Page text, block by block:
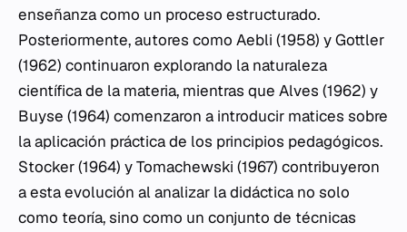
enseñanza como un proceso estructurado.
Posteriormente, autores como Aebli (1958) y Gottler
(1962) continuaron explorando la naturaleza
científica de la materia, mientras que Alves (1962) y
Buyse (1964) comenzaron a introducir matices sobre
la aplicación práctica de los principios pedagógicos.
Stocker (1964) y Tomachewski (1967) contribuyeron
a esta evolución al analizar la didáctica no solo
como teoría, sino como un conjunto de técnicas